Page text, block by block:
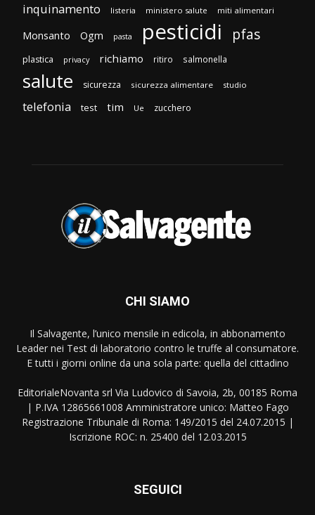
inquinamento listeria ministero salute miti alimentari
Monsanto Ogm pasta pesticidi pfas
plastica privacy richiamo ritiro salmonella
salute sicurezza sicurezza alimentare studio
telefonia test tim Ue zucchero
CHI SIAMO
Il Salvagente, l’unico mensile in edicola, in abbonamento
Leader nei Test di laboratorio contro le truffe al consumatore.
E tutti i giorni online da una sola parte: quella del cittadino
EditorialeNovanta srl Via Ludovico di Savoia, 2b, 00185 Roma
| P.IVA 12865661008 Amministratore unico: Matteo Fago
Registrazione Tribunale di Roma: 149/2015 del 24.07.2015 |
Iscrizione ROC: n. 25400 del 12.03.2015
SEGUICI